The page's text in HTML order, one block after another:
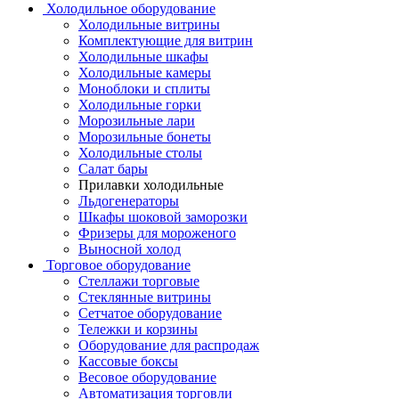
Холодильное оборудование
Холодильные витрины
Комплектующие для витрин
Холодильные шкафы
Холодильные камеры
Моноблоки и сплиты
Холодильные горки
Морозильные лари
Морозильные бонеты
Холодильные столы
Салат бары
Прилавки холодильные
Льдогенераторы
Шкафы шоковой заморозки
Фризеры для мороженого
Выносной холод
Торговое оборудование
Стеллажи торговые
Стеклянные витрины
Сетчатое оборудование
Тележки и корзины
Оборудование для распродаж
Кассовые боксы
Весовое оборудование
Автоматизация торговли